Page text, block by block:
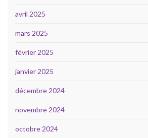
avril 2025
mars 2025
février 2025
janvier 2025
décembre 2024
novembre 2024
octobre 2024